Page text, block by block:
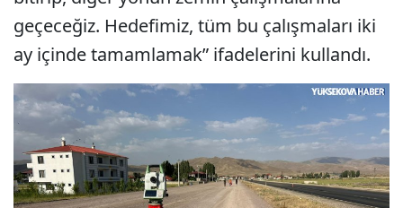
geçeceğiz. Hedefimiz, tüm bu çalışmaları iki
ay içinde tamamlamak” ifadelerini kullandı.